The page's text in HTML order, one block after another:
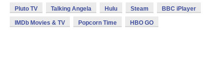
Pluto TV Talking Angela Hulu Steam BBC iPlayer
IMDb Movies & TV Popcorn Time HBO GO